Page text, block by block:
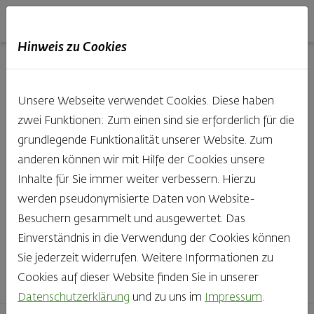
Backstube entdecken
Was gibt es Schöneres, als bei Brot & Gebäck die Qual
der Wahl zu haben? Noch dazu, wenn so großer Wert
auf den kleinen, feinen Unterschied gelegt wird, wie bei
Haubis. Beste Zutaten und Handwerk, das seinen
Namen auch verdient – das schmeckt man einfach!
Finden Sie Ihr Lieblingsprodukt
Hinweis zu Cookies
Unsere Webseite verwendet Cookies. Diese haben
zwei Funktionen: Zum einen sind sie erforderlich für die
grundlegende Funktionalität unserer Website. Zum
anderen können wir mit Hilfe der Cookies unsere
Inhalte für Sie immer weiter verbessern. Hierzu
werden pseudonymisierte Daten von Website-
Besuchern gesammelt und ausgewertet. Das
Einverständnis in die Verwendung der Cookies können
Sie jederzeit widerrufen. Weitere Informationen zu
Cookies auf dieser Website finden Sie in unserer
Datenschutzerklärung und zu uns im Impressum.